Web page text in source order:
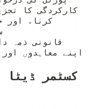
کارکردگی کا
کرنا، اور
قانونی ذمہ
اپنے معاہدوں